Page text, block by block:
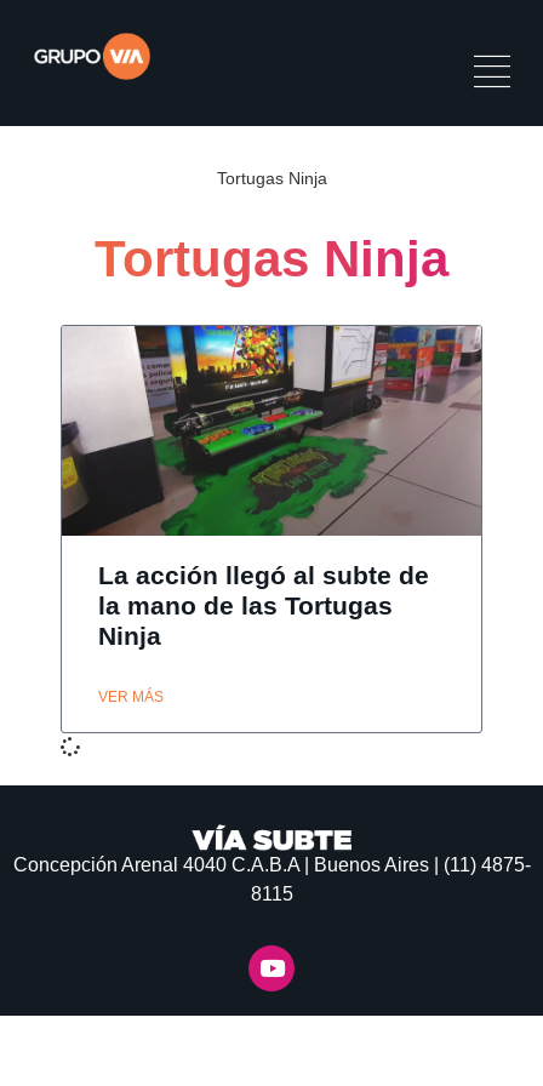
Tortugas Ninja
Tortugas Ninja
La acción llegó al subte de
la mano de las Tortugas
Ninja
VER MÁS
Concepción Arenal 4040C.A.B.A | Buenos Aires | (11) 4875-
8115